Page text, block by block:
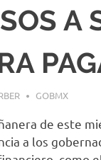
A
GOBMX
de este
a los